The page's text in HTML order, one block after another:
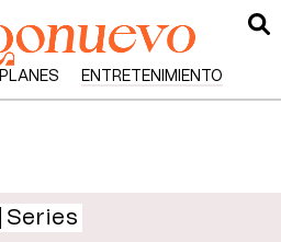
PLANES ENTRETENIMIENTO
Series